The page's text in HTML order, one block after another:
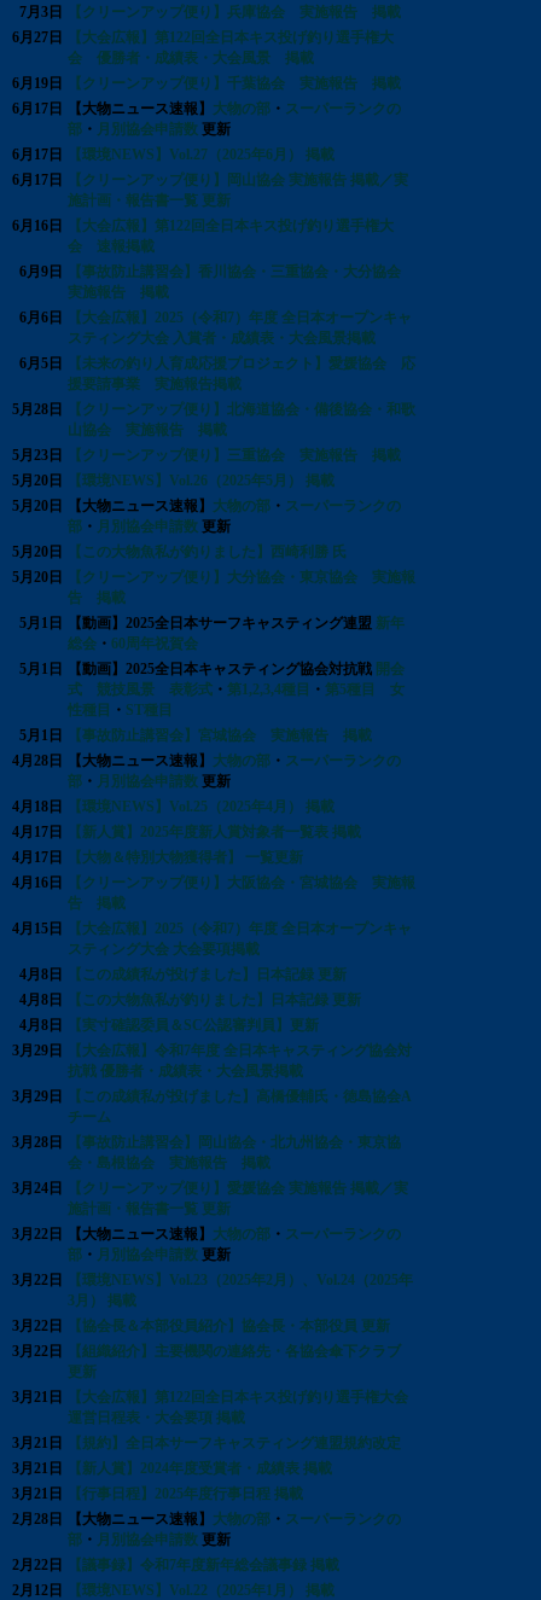
7月3日
【クリーンアップ便り】兵庫協会 実施報告 掲載
6月27日
【大会広報】第122回全日本キス投げ釣り選手権大
会 優勝者・成績表・大会風景 掲載
6月19日
【クリーンアップ便り】千葉協会 実施報告 掲載
6月17日
【大物ニュース速報】 大物の部 ・ スーパーランクの
部 ・ 月別協会申請数 更新
6月17日
【環境NEWS】Vol.27（2025年6月） 掲載
6月17日
【クリーンアップ便り】岡山協会 実施報告 掲載／実
施計画・報告書一覧 更新
6月16日
【大会広報】第122回全日本キス投げ釣り選手権大
会 速報掲載
6月9日
【事故防止講習会】香川協会・三重協会・大分協会
実施報告 掲載
6月6日
【大会広報】2025（令和7）年度 全日本オープンキャ
スティング大会 入賞者・成績表・大会風景掲載
6月5日
【未来の釣り人育成応援プロジェクト】愛媛協会 応
援要請事業 実施報告掲載
5月28日
【クリーンアップ便り】北海道協会・備後協会・和歌
山協会 実施報告 掲載
5月23日
【クリーンアップ便り】三重協会 実施報告 掲載
5月20日
【環境NEWS】Vol.26（2025年5月） 掲載
5月20日
【大物ニュース速報】 大物の部 ・ スーパーランクの
部 ・ 月別協会申請数 更新
5月20日
【この大物魚私が釣りました】西崎利勝 氏
5月20日
【クリーンアップ便り】大分協会・東京協会 実施報
告 掲載
5月1日
【動画】2025全日本サーフキャスティング連盟 新年
総会 ・ 60周年祝賀会
5月1日
【動画】2025全日本キャスティング協会対抗戦 開会
式 競技風景 表彰式 ・ 第1,2,3,4種目 ・ 第5種目 女
性種目 ・ ST種目
5月1日
【事故防止講習会】宮城協会 実施報告 掲載
4月28日
【大物ニュース速報】 大物の部 ・ スーパーランクの
部 ・ 月別協会申請数 更新
4月18日
【環境NEWS】Vol.25（2025年4月） 掲載
4月17日
【新人賞】2025年度新人賞対象者一覧表 掲載
4月17日
【大物＆特別大物獲得者】 一覧更新
4月16日
【クリーンアップ便り】大阪協会・宮城協会 実施報
告 掲載
4月15日
【大会広報】2025（令和7）年度 全日本オープンキャ
スティング大会 大会要項掲載
4月8日
【この成績私が投げました】日本記録 更新
4月8日
【この大物魚私が釣りました】日本記録 更新
4月8日
【実寸確認委員＆SC公認審判員】更新
3月29日
【大会広報】令和7年度 全日本キャスティング協会対
抗戦 優勝者・成績表・大会風景掲載
3月29日
【この成績私が投げました】高橋優輔氏・徳島協会A
チーム
3月28日
【事故防止講習会】岡山協会・北九州協会・東京協
会・島根協会 実施報告 掲載
3月24日
【クリーンアップ便り】愛媛協会 実施報告 掲載／実
施計画・報告書一覧 更新
3月22日
【大物ニュース速報】 大物の部 ・ スーパーランクの
部 ・ 月別協会申請数 更新
3月22日
【環境NEWS】Vol.23（2025年2月）、Vol.24（2025年
3月） 掲載
3月22日
【協会長＆本部役員紹介】協会長・本部役員 更新
3月22日
【組織紹介】主要機関の連絡先・各協会傘下クラブ
更新
3月21日
【大会広報】第122回全日本キス投げ釣り選手権大会
運営日程表・大会要項 掲載
3月21日
【規約】全日本サーフキャスティング連盟規約改定
3月21日
【新人賞】2024年度受賞者・成績表 掲載
3月21日
【行事日程】2025年度行事日程 掲載
2月28日
【大物ニュース速報】 大物の部 ・ スーパーランクの
部 ・ 月別協会申請数 更新
2月22日
【議事録】令和7年度新年総会議事録 掲載
2月12日
【環境NEWS】Vol.22（2025年1月） 掲載